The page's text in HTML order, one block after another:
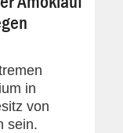
in
von
sein.